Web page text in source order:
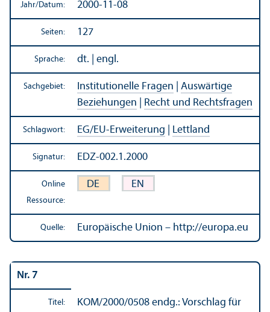
Jahr/Datum: 2000-11-08
Seiten: 127
Sprache: dt. | engl.
Sachgebiet: Institutionelle Fragen
Auswärtige
Beziehungen
Recht und Rechts­fragen
Schlagwort: EG/EU-Erweiterung Lettland
Signatur: EDZ-002.1.2000
Online
Ressource:
DE EN
Quelle: Europäische Union – http://europa.eu
Nr. 7
Titel: KOM/2000/0508 endg.: Vorschlag für